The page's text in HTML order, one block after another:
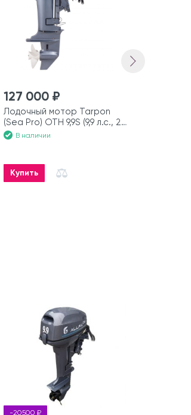
127 000 ₽
Лодочный мотор Tarpon
(Sea Pro) OTH 9,9S (9,9 л.с., 2
такта)
В наличии
Купить
-20500 ₽